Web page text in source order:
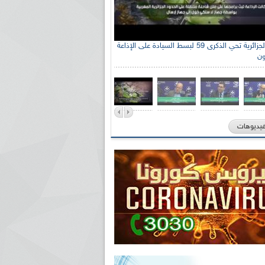
الإذاعة الجزائرية تحي الذكرى 59 لبسط السيادة على الإذاعة